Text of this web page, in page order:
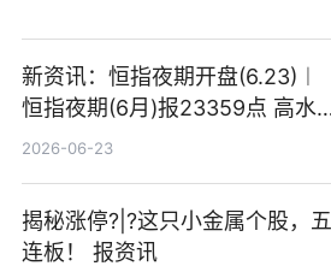
新资讯：恒指夜期开盘(6.23)︱
恒指夜期(6月)报23359点 高水
23点
2026-06-23
揭秘涨停?|?这只小金属个股，五
连板！ 报资讯